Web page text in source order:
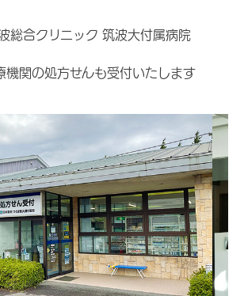
総合クリニック 筑波大付属病院
機関の処方せんも受付いたします